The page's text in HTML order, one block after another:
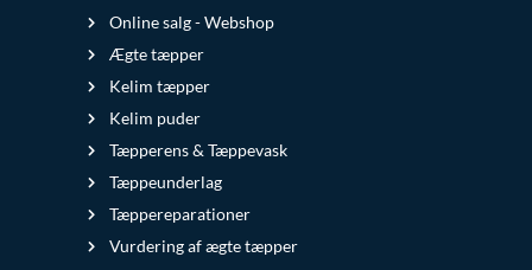
Online salg - Webshop
Ægte tæpper
Kelim tæpper
Kelim puder
Tæpperens & Tæppevask
Tæppeunderlag
Tæppereparationer
Vurdering af ægte tæpper